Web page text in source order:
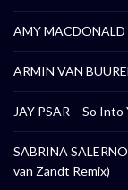
AMY
ARMIN VAN
JAY PSAR – So Into
SABRINA
van Zandt Remix)